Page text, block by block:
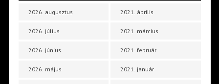
2026. augusztus
2026. július
2026. június
2026. május
2021. április
2021. március
2021. február
2021. január